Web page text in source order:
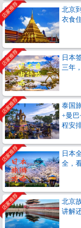
北京
衣食
日本
三年
泰国
+曼
程安
日本
全，
北京
讲解